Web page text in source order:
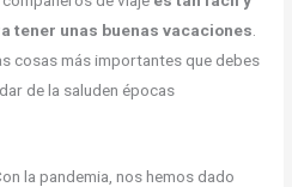
tener unas buenas vacaciones
cosas más importantes que debes
de la saluden épocas
la pandemia, nos hemos dado